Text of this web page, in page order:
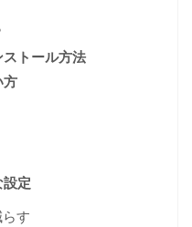
トール方法
定
す